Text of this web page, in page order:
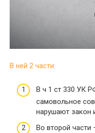
В ней 2 части:
В ч 1 ст 330 УК
самовольное
нарушают закон
Во второй части